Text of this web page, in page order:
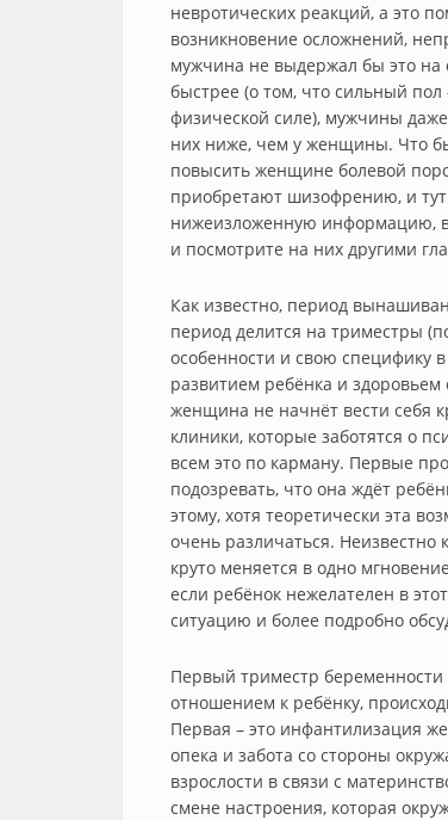
невротических реакций, а это
возникновение осложнений,
мужчина не выдержал бы это на
быстрее (о том, что сильный
физической силе), мужчины
них ниже, чем у женщины. Что
повысить женщине болевой
приобретают шизофрению, и тут
нижеизложенную информацию,
и посмотрите на них другими
Как известно, период
период делится на триместры
особенности и свою специфику
развитием ребёнка и здоровьем
женщина не начнёт вести себя
клиники, которые заботятся о
всем это по карману. Первые
подозревать, что она ждёт
этому, хотя теоретически эта
очень различаться. Неизвестно
круто меняется в одно
если ребёнок нежелателен в
ситуацию и более подробно
Первый триместр
отношением к ребёнку,
Первая – это инфантилизация
опека и забота со стороны
взрослости в связи с
смене настроения, которая